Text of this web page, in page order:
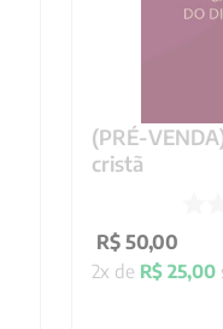
(PRÉ-
cristã
R$ 50,00
2x de R$ 25,00